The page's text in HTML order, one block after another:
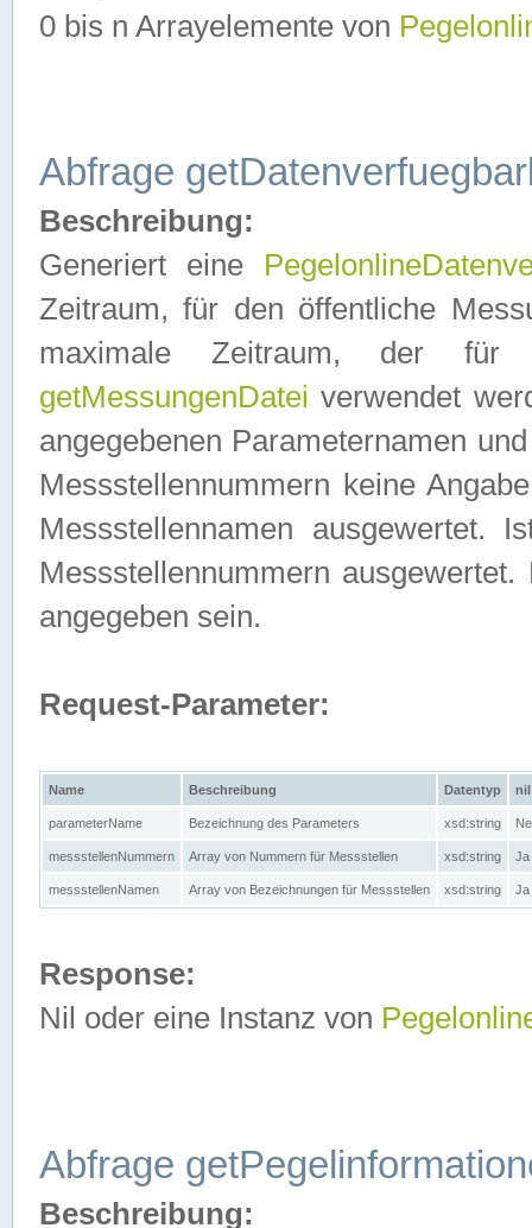
0 bis n Arrayelemente von
Abfrage
Beschreibung:
Generiert eine
Zeitraum, für den öffentliche
maximale Zeitraum, der
getMessungenDatei verwendet
angegebenen Parameternamen
Messstellennummern keine
Messstellennamen ausgewertet.
Messstellennummern
angegeben sein.
Request-Parameter:
Name Beschreibung Datentyp nil
parameterName Bezeichnung des Parameters xsd:string
messstellenNummern Array von Nummern für Messstellen xsd:string Ja
messstellenNamen Array von Bezeichnungen für Messstellen xsd:string Ja
Response:
Nil oder eine Instanz von
Abfrage
Beschreibung: